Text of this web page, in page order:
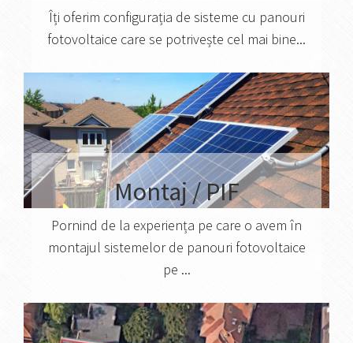
Îți oferim configurația de sisteme cu panouri
fotovoltaice care se potrivește cel mai bine...
Montaj / PIF
Pornind de la experiența pe care o avem în
montajul sistemelor de panouri fotovoltaice
pe ...